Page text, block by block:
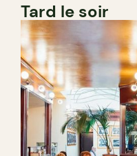
Tard le soir